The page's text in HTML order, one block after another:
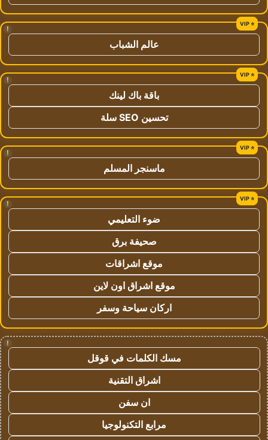
!
عالم الشباب
!
باقة باك لينك
تحسين SEO سلة
!
ماسنجر المسلم
!
ضوء التعليمي
صحيفة برق
موقع اشراقات
موقع اشراق اون لاين
اركان سياحة وسفر
!
مسك الكلمات في قوقل
اشراق التقنية
ان سفن
مرابع التكنولوجيا